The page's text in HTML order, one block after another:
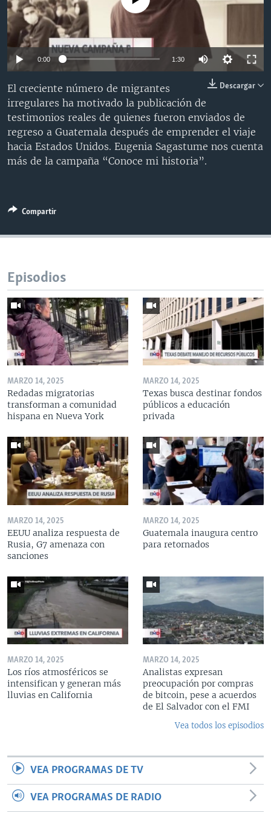
VENEZUELA
BRASIL
NICARAGUA
ECONOMÍA
ENTRETENIMIENTO Y CULTURA
TECNOLOGÍA
CIENCIA Y SALUD
MULTIMEDIA
VIDEOS
FOTOGRAFÍA
PROGRAMAS TV
EL MUNDO AL DÍA
VISIÓN 360
LAS CLAVES
PANORAMA
RADIO
AUDIONOTICIAS
BUENOS DÍAS AMÉRICA
ESTADOS UNIDOS AL DÍA
EL MUNDO AL DÍA [RADIO]
DEPORTIVO INTERNACIONAL
DOCUMENTALES DE LA VOA
Learning English
SÍGANOS
0:00 1:30
Descargar
El creciente número de migrantes
irregulares ha motivado la publicación de
testimonios reales de quienes fueron enviados de
regreso a Guatemala después de emprender el viaje
hacia Estados Unidos. Eugenia Sagastume nos cuenta
más de la campaña “Conoce mi historia”.
Compartir
Episodios
MARZO 14, 2025
Redadas migratorias
transforman a comunidad
hispana en Nueva York
MARZO 14, 2025
Texas busca destinar fondos
públicos a educación
privada
MARZO 14, 2025
EEUU analiza respuesta de
Rusia, G7 amenaza con
sanciones
MARZO 14, 2025
Guatemala inaugura centro
para retornados
MARZO 14, 2025
Los ríos atmosféricos se
intensifican y generan más
lluvias en California
MARZO 14, 2025
Analistas expresan
preocupación por compras
de bitcoin, pese a acuerdos
de El Salvador con el FMI
Vea todos los episodios
VEA PROGRAMAS DE TV
VEA PROGRAMAS DE RADIO